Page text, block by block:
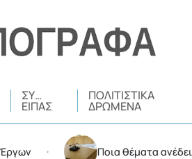
ΣΥ…
ΕΊΠΑΣ
ΠΟΛΙΤΙΣΤΙΚΆ
ΔΡΏΜΕΝΑ
• Ποια θέματα ανέδειξε στη